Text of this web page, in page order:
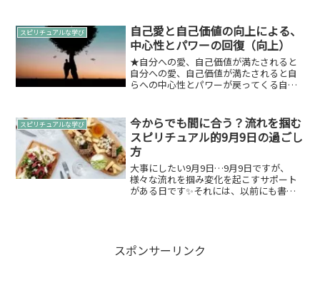
クアップして動画化するのですが話の成
り行き上、...
スピリチュアルな学び
自己愛と自己価値の向上による、
中心性とパワーの回復（向上）
★自分への愛、自己価値が満たされると
自分への愛、自己価値が満たされると自
らへの中心性とパワーが戻ってくる自ら
り、この世界への愛や、それぞれの存在
や現象への尊重が生じ、愛し...
スピリチュアルな学び
今からでも間に合う？流れを掴む
スピリチュアル的9月9日の過ごし
方
大事にしたい9月9日…9月9日ですが、
様々な流れを掴み変化を起こすサポート
がある日です✨それには、以前にも書い
スポンサーリンク